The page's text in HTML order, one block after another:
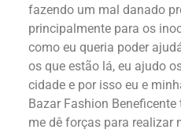
fazendo um mal danado
principalmente para os
como eu queria poder
os que estão lá, eu ajudo
cidade e por isso eu e
Bazar Fashion
me dê forças para realizar